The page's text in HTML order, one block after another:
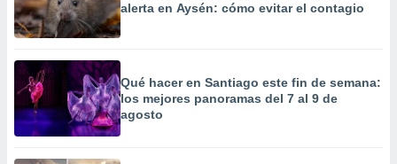
alerta en Aysén: cómo evitar el contagio
Qué hacer en Santiago este fin de semana:
los mejores panoramas del 7 al 9 de
agosto